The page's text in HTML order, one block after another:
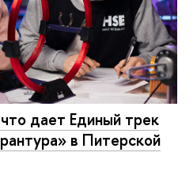
дает Единый трек
в Питерской